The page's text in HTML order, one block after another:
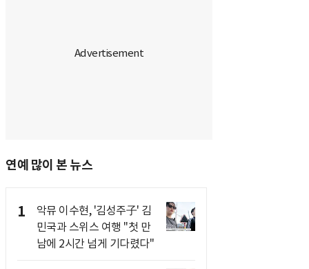
연예 많이 본 뉴스
1
악뮤 이수현, '김성주子' 김
민국과 스위스 여행 "첫 만
남에 2시간 넘게 기다렸다"